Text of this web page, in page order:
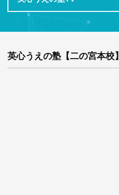
英心うえの塾【二の宮本校】